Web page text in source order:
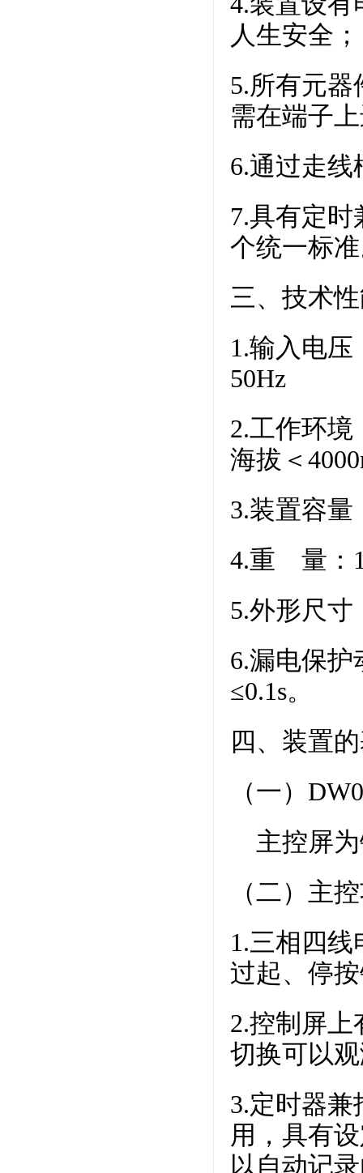
人生安全；
5.所有元
需在端子
6.通过走
7.具有定
个统一标
三、技术
1.输入电
50Hz
2.工作环
海拔＜
3.装置容
4.重 量：
5.外形尺寸
6.漏电保
≤0.1s。
四、装置
（一）
主控屏为
（二）主
1.三相四
过起、停
2.控制屏上
切换可以
3.定时器
用，具有
以自动记